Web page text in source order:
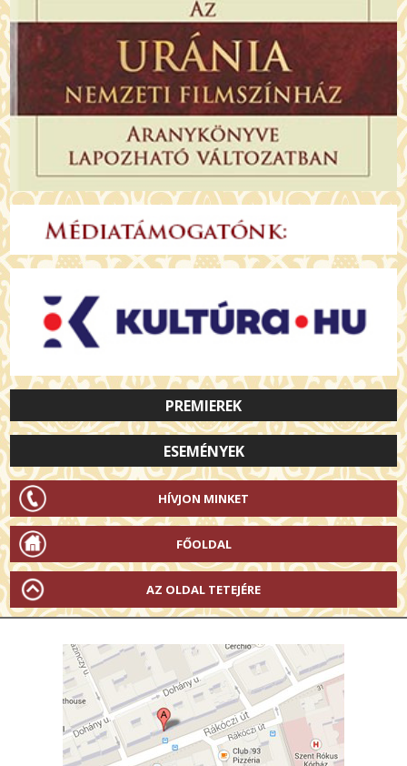
PREMIEREK
ESEMÉNYEK
HÍVJON MINKET
FŐOLDAL
AZ OLDAL TETEJÉRE